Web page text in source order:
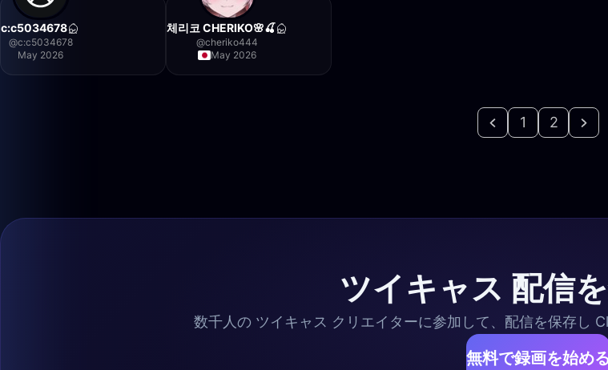
c:c5034678
@c:c5034678
May 2026
체리코 CHERIKO🌸🍒
@cheriko444
May 2026
1 2
ツイキャス 配信
数千人の ツイキャス クリエイターに参加して、配信を保存し
無料で録画を始める